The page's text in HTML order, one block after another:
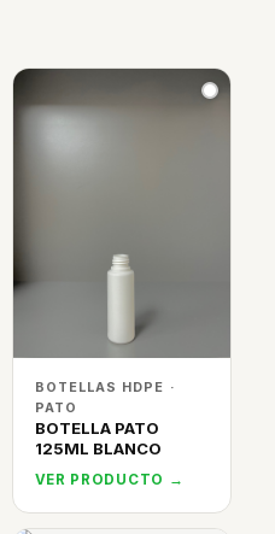
BOTELLAS HDPE ·
PATO
BOTELLA PATO
125ML BLANCO
VER PRODUCTO →